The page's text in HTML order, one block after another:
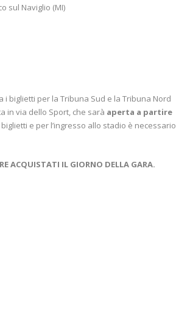
sul Naviglio (MI)
i biglietti per la Tribuna Sud e la Tribuna Nord
in via dello Sport, che sarà aperta a partire
biglietti e per l’ingresso allo stadio è necessario
IL GIORNO DELLA GARA.